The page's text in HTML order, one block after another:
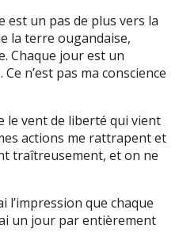
est un pas de plus vers la
la terre ougandaise,
Chaque jour est un
n’est pas ma conscience
le vent de liberté qui vient
actions me rattrapent et
traîtreusement, et on ne
l’impression que chaque
un jour par entièrement